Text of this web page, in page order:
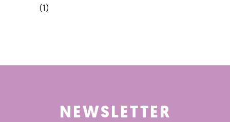
(1)
NEWSLETTER